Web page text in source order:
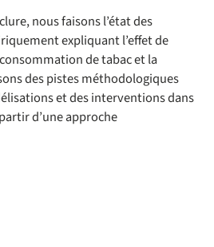
nous faisons l’état des
expliquant l’effet de
de tabac et la
des pistes méthodologiques
et des interventions dans
d’une approche